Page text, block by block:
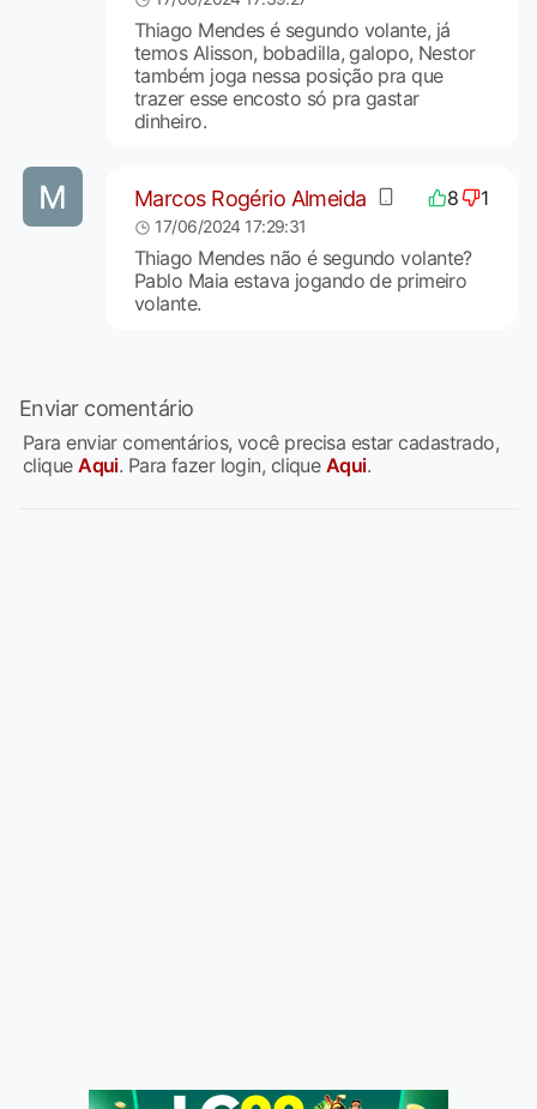
Thiago Mendes é segundo volante, já
temos Alisson, bobadilla, galopo, Nestor
também joga nessa posição pra que
trazer esse encosto só pra gastar
dinheiro.
Marcos Rogério Almeida 8 1
17/06/2024 17:29:31
Thiago Mendes não é segundo volante?
Pablo Maia estava jogando de primeiro
volante.
Enviar comentário
Para enviar comentários, você precisa estar cadastrado,
cliqueAqui. Para fazer login, clique Aqui.